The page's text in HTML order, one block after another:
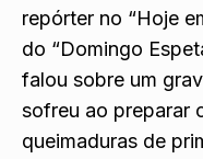
repórter no “Hoje
do “Domingo
falou sobre um
sofreu ao preparar
queimaduras de